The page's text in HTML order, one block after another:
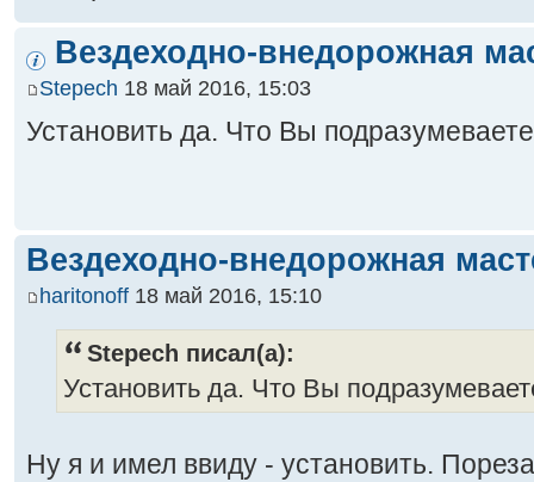
Вездеходно-внедорожная
Stepech 18 май 2016, 15:03
Установить да. Что Вы
Вездеходно-внедорожная
haritonoff 18 май 2016, 15:10
Stepech писал(а):
Установить да. Что Вы
Ну я и имел ввиду - установить.